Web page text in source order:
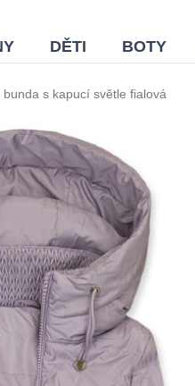
DĚTI BOTY
bunda s kapucí světle fialová